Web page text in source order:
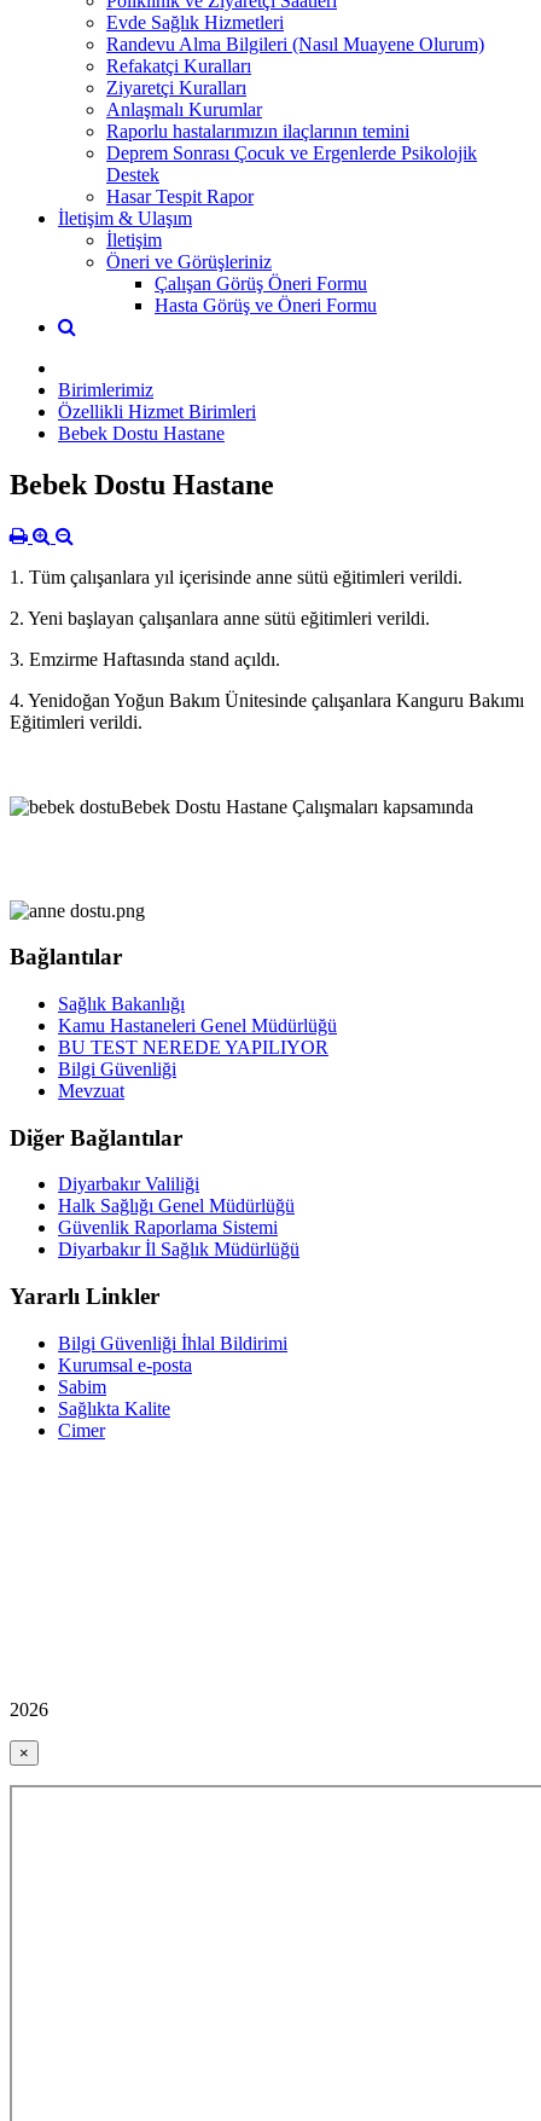
Evde Sağlık Hizmetleri
Randevu Alma Bilgileri (Nasıl Muayene Olurum)
Refakatçi Kuralları
Ziyaretçi Kuralları
Anlaşmalı Kurumlar
Raporlu hastalarımızın ilaçlarının temini
Deprem Sonrası Çocuk ve Ergenlerde Psikolojik
Destek
Hasar Tespit Rapor
İletişim & Ulaşım
İletişim
Öneri ve Görüşleriniz
Çalışan Görüş Öneri Formu
Hasta Görüş ve Öneri Formu
Birimlerimiz
Özellikli Hizmet Birimleri
Bebek Dostu Hastane
Bebek Dostu Hastane
1. Tüm çalışanlara yıl içerisinde anne sütü eğitimleri verildi.
2. Yeni başlayan çalışanlara anne sütü eğitimleri verildi.
3. Emzirme Haftasında stand açıldı.
4. Yenidoğan Yoğun Bakım Ünitesinde çalışanlara Kanguru Bakımı
Eğitimleri verildi.
Bebek Dostu Hastane Çalışmaları kapsamında
Bağlantılar
Sağlık Bakanlığı
Kamu Hastaneleri Genel Müdürlüğü
BU TEST NEREDE YAPILIYOR
Bilgi Güvenliği
Mevzuat
Diğer Bağlantılar
Diyarbakır Valiliği
Halk Sağlığı Genel Müdürlüğü
Güvenlik Raporlama Sistemi
Diyarbakır İl Sağlık Müdürlüğü
Yararlı Linkler
Bilgi Güvenliği İhlal Bildirimi
Kurumsal e-posta
Sabim
Sağlıkta Kalite
Cimer
2026
×